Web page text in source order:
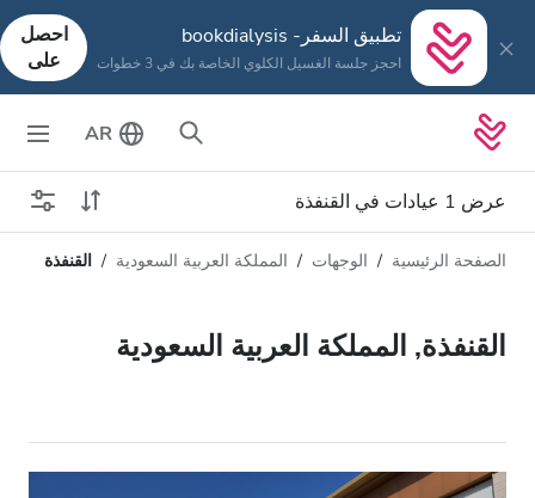
تطبيق السفر- bookdialysis
احجز جلسة الغسيل الكلوي الخاصة بك في 3 خطوات
احصل
على
AR
عرض 1 عيادات في القنفذة
نوع الغسيل الكلوي
كل أنواع الغسيل الكلوي
المسافة
الصفحة الرئيسية الوجهات المملكة العربية السعودية القنفذة
القنفذة, المملكة العربية السعودية